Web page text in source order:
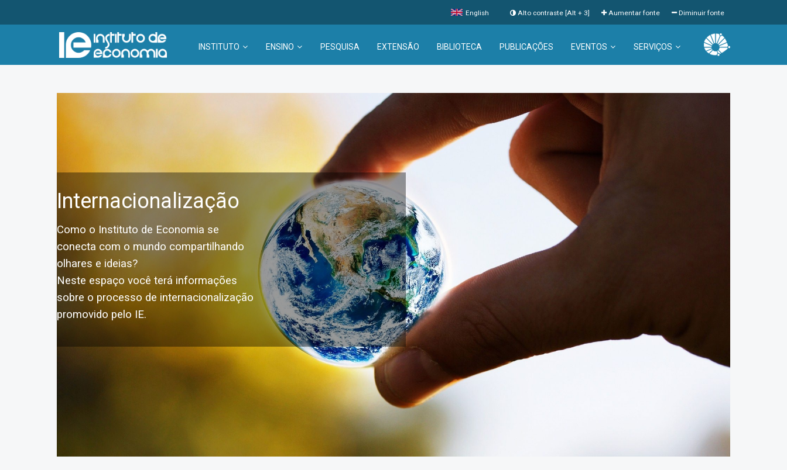
English Diminuir fonte
Aumentar fonte
Alto contraste [Alt + 3]
INSTITUTO ENSINO PESQUISA EXTENSÃO BIBLIOTECA PUBLICAÇÕES EVENTOS SERVIÇOS
Internacionalização
Como o Instituto de Economia se
conecta com o mundo compartilhando
olhares e ideias?
Neste espaço você terá informações
sobre o processo de internacionalização
promovido pelo IE.